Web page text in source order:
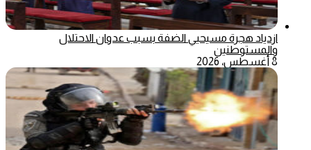
ازدياد هجرة مسيحيي الضفة بسبب عدوان الاحتلال
والمستوطنين
8 أغسطس، 2026